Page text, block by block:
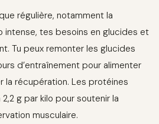
régulière, notamment la
intense, tes besoins en glucides et
Tu peux remonter les glucides
d’entraînement pour alimenter
la récupération. Les protéines
g par kilo pour soutenir la
musculaire.